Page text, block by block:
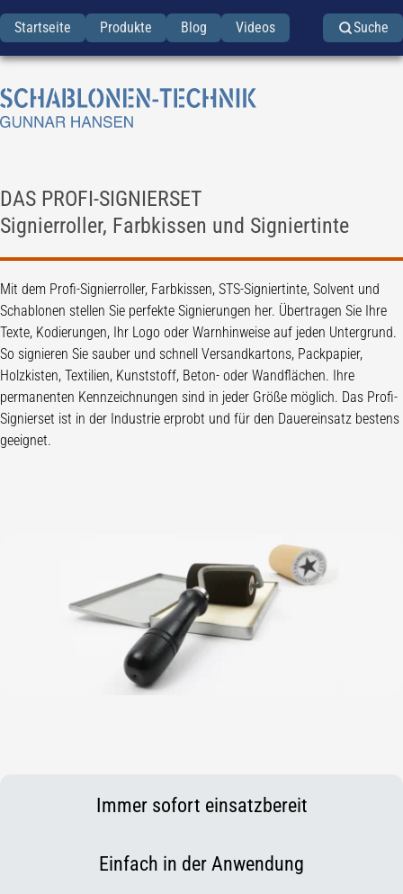
Startseite Produkte Blog Videos Suche
DAS PROFI-SIGNIERSET
Signierroller, Farbkissen und Signiertinte
Mit dem Profi-Signierroller, Farbkissen, STS-Signiertinte, Solvent und
Schablonen stellen Sie perfekte Signierungen her. Übertragen Sie Ihre
Texte, Kodierungen, Ihr Logo oder Warnhinweise auf jeden Untergrund.
So signieren Sie sauber und schnell Versandkartons, Packpapier,
Holzkisten, Textilien, Kunststoff, Beton- oder Wandflächen. Ihre
permanenten Kennzeichnungen sind in jeder Größe möglich. Das Profi-
Signierset ist in der Industrie erprobt und für den Dauereinsatz bestens
geeignet.
Immer sofort einsatzbereit
Einfach in der Anwendung